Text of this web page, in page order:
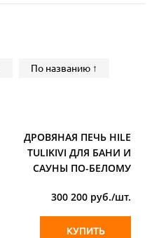
По названию ↑
ДРОВЯНАЯ ПЕЧЬ HILE
TULIKIVI ДЛЯ БАНИ И
САУНЫ ПО-БЕЛОМУ
300 200 руб./шт.
КУПИТЬ